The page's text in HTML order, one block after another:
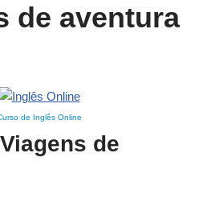
de aventura
de Inglês Online
de